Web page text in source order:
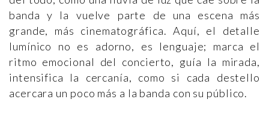
banda y la vuelve parte de una escena más
grande, más cinematográfica. Aquí, el detalle
lumínico no es adorno, es lenguaje; marca el
ritmo emocional del concierto, guía la mirada,
intensifica la cercanía, como si cada destello
acercara un poco más a la banda con su público.